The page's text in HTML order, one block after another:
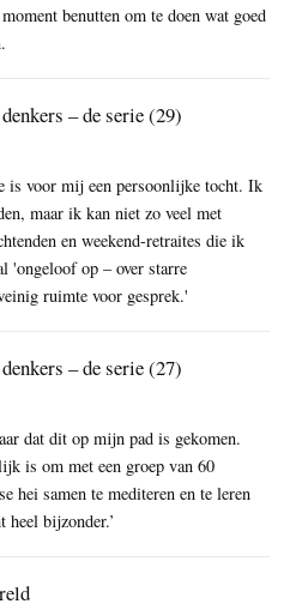
benutten om te doen wat goed
– de serie (29)
is voor mij een persoonlijke tocht. Ik
maar ik kan niet zo veel met
en weekend-retraites die ik
'ongeloof op – over starre
ruimte voor gesprek.'
– de serie (27)
dat dit op mijn pad is gekomen.
is om met een groep van 60
hei samen te mediteren en te leren
heel bijzonder.’